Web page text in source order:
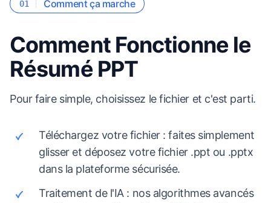
01 Comment ça marche
Comment Fonctionne le
Résumé PPT
Pour faire simple, choisissez le fichier et c'est parti.
Téléchargez votre fichier : faites simplement
glisser et déposez votre fichier .ppt ou .pptx
dans la plateforme sécurisée.
Traitement de l'IA : nos algorithmes avancés